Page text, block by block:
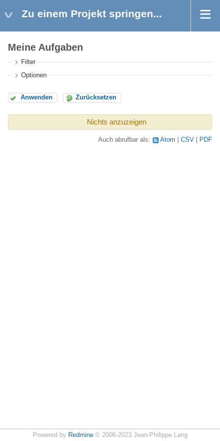
Zu einem Projekt springen...
Meine Aufgaben
Filter
Optionen
Anwenden Zurücksetzen
Nichts anzuzeigen
Auch abrufbar als: Atom CSV PDF
Powered by Redmine© 2006-2023 Jean-Philippe Lang